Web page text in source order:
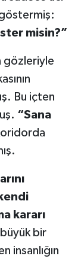
misin?”
gözleriyle
Bu içten
“Sana
kararı
büyük bir
insanlığın